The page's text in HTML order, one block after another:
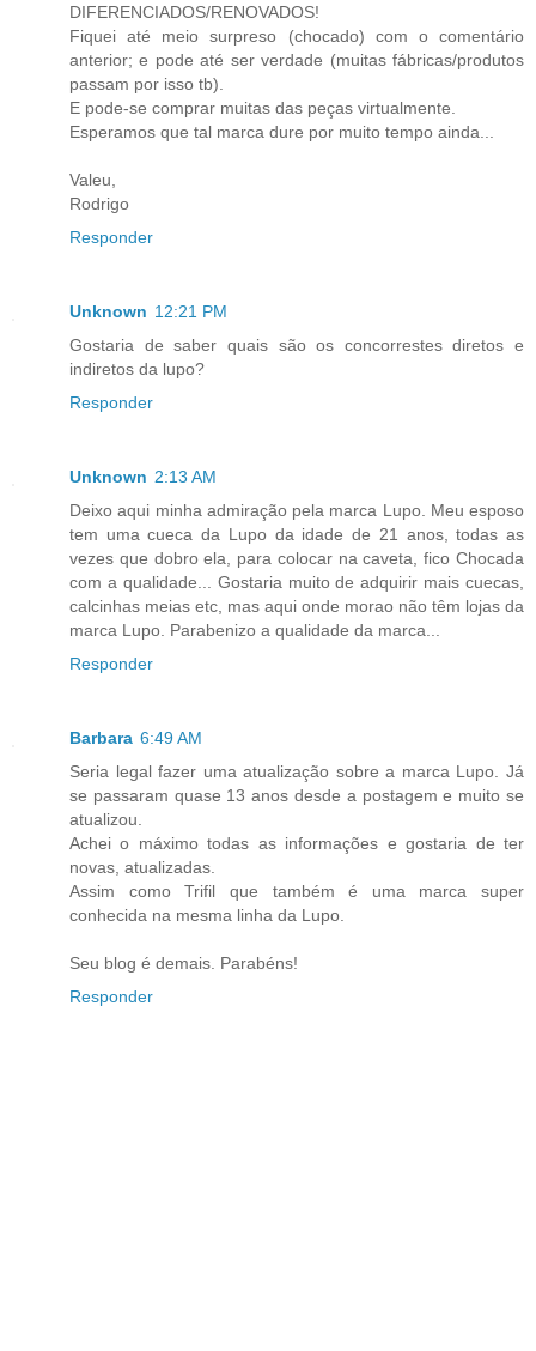
DIFERENCIADOS/RENOVADOS!
Fiquei até meio surpreso (chocado) com o comentário
anterior; e pode até ser verdade (muitas fábricas/produtos
passam por isso tb).
E pode-se comprar muitas das peças virtualmente.
Esperamos que tal marca dure por muito tempo ainda...
Valeu,
Rodrigo
Responder
Unknown 12:21 PM
Gostaria de saber quais são os concorrestes diretos e
indiretos da lupo?
Responder
Unknown 2:13 AM
Deixo aqui minha admiração pela marca Lupo. Meu esposo
tem uma cueca da Lupo da idade de 21 anos, todas as
vezes que dobro ela, para colocar na caveta, fico Chocada
com a qualidade... Gostaria muito de adquirir mais cuecas,
calcinhas meias etc, mas aqui onde morao não têm lojas da
marca Lupo. Parabenizo a qualidade da marca...
Responder
Barbara 6:49 AM
Seria legal fazer uma atualização sobre a marca Lupo. Já
se passaram quase 13 anos desde a postagem e muito se
atualizou.
Achei o máximo todas as informações e gostaria de ter
novas, atualizadas.
Assim como Trifil que também é uma marca super
conhecida na mesma linha da Lupo.
Seu blog é demais. Parabéns!
Responder